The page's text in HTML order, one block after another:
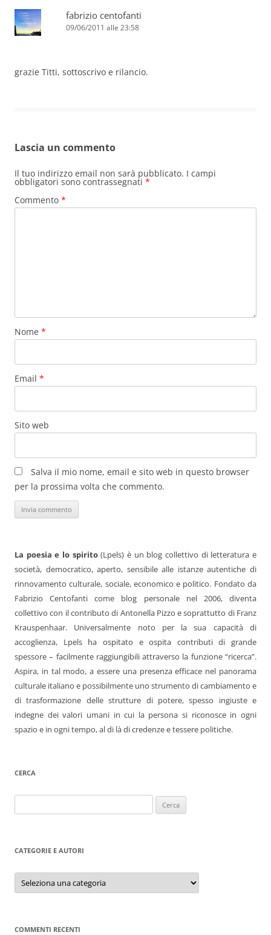
fabrizio centofanti
09/06/2011 alle 23:58
grazie Titti, sottoscrivo e rilancio.
Lascia un commento
Il tuo indirizzo email non sarà pubblicato. I campi
obbligatori sono contrassegnati *
Commento *
Nome *
Email *
Sito web
Salva il mio nome, email e sito web in questo browser
per la prossima volta che commento.
La poesia e lo spirito(Lpels) è un blog collettivo di letteratura e
società, democratico, aperto, sensibile alle istanze autentiche di
rinnovamento culturale, sociale, economico e politico. Fondato da
Fabrizio Centofanti come blog personale nel 2006, diventa
collettivo con il contributo di Antonella Pizzo e soprattutto di Franz
Krauspenhaar. Universalmente noto per la sua capacità di
accoglienza, Lpels ha ospitato e ospita contributi di grande
spessore – facilmente raggiungibili attraverso la funzione “ricerca”.
Aspira, in tal modo, a essere una presenza efficace nel panorama
culturale italiano e possibilmente uno strumento di cambiamento e
di trasformazione delle strutture di potere, spesso ingiuste e
indegne dei valori umani in cui la persona si riconosce in ogni
spazio e in ogni tempo, al di là di credenze e tessere politiche.
CERCA
per:
CATEGORIE E AUTORI
Categorie
autori
COMMENTI RECENTI